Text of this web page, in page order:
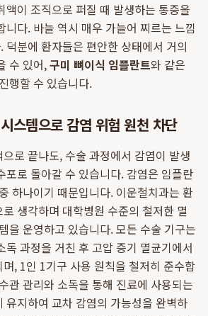
액이 조직으로 퍼질 때 발생하는 통증을
니다. 바늘 역시 매우 가늘어 찌르는 느낌
덕분에 환자들은 편안한 상태에서 거의
수 있어,구미 뼈이식 임플란트와 같은
행할 수 있습니다.
스템으로 감염 위험 원천 차단
로 끝나도, 수술 과정에서 감염이 발생
포로 돌아갈 수 있습니다. 감염은 임플란
하나이기 때문입니다. 이운철치과는 환
생각하며 대학병원 수준의 철저한 멸
을 운영하고 있습니다. 모든 수술 기구는
독 과정을 거친 후 고압 증기 멸균기에서
, 1인 1기구 사용 원칙을 철저히 준수합
관 관리와 소독을 통해 진료에 사용되는
유지하여 교차 감염의 가능성을 완벽하